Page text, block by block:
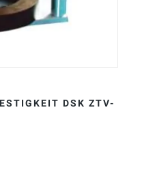
DSK ZTV-